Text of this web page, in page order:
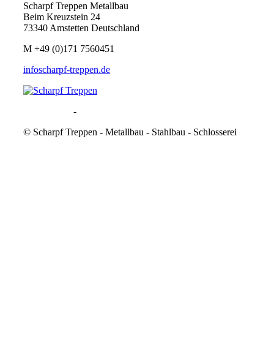
Scharpf Treppen Metallbau
Beim Kreuzstein 24
73340 Amstetten Deutschland
M +49 (0)171 7560451
infoscharpf-treppen.de
-
© Scharpf Treppen - Metallbau - Stahlbau - Schlosserei